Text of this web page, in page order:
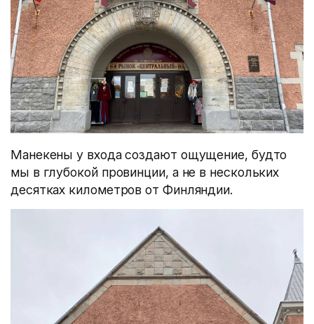
Манекены у входа создают ощущение, будто
мы в глубокой провинции, а не в нескольких
десятках километров от Финляндии.